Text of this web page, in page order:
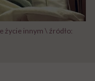
życie innym \ źródło: